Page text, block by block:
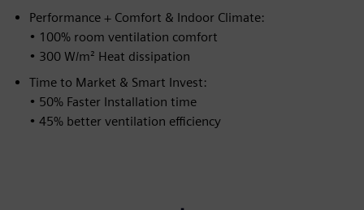
Performance + Comfort & Indoor Climate:
• 100% room ventilation comfort
• 300 W/m² Heat dissipation
Time to Market & Smart Invest:
• 50% Faster Installation time
• 45% better ventilation efficiency